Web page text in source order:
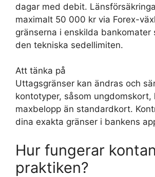
dagar med debit.
maximalt 50 000 kr via Forex-
gränserna i enskilda bankomater
den tekniska sedellimiten.
Att tänka på
Uttagsgränser kan ändras och
kontotyper, såsom ungdomskort,
maxbelopp än standardkort.
dina exakta gränser i bankens
Hur fungerar
praktiken?